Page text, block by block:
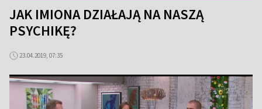
JAK IMIONA DZIAŁAJĄ NA NASZĄ
PSYCHIKĘ?
23.04.2019, 07:35